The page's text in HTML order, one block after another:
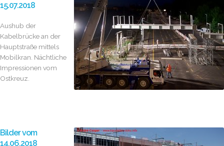
15.07.2018
Aushub der
Kabelbrücke an der
Hauptstraße mittels
Mobilkran. Nächtliche
Impressionen vom
Ostkreuz.
Bilder vom
14.06.2018